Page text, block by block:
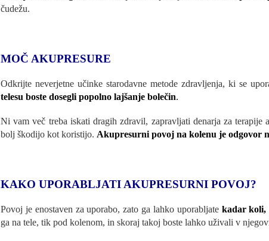
čudežu.
MOČ AKUPRESURE
Odkrijte neverjetne učinke starodavne metode zdravljenja, ki se
telesu boste dosegli popolno lajšanje bolečin.
Ni vam več treba iskati dragih zdravil, zapravljati denarja za
bolj škodijo kot koristijo. Akupresurni povoj na kolenu je odgovor
KAKO UPORABLJATI AKUPRESURNI POVOJ?
Povoj je enostaven za uporabo, zato ga lahko uporabljate kadar koli,
ga na tele, tik pod kolenom, in skoraj takoj boste lahko uživali v